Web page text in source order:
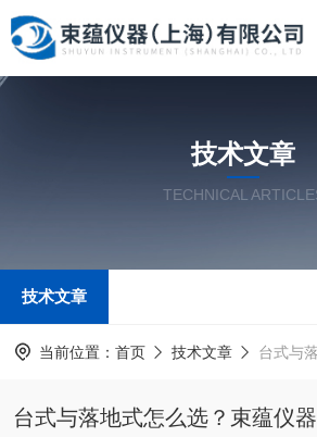
技术文章
TECHNICAL
技术文章
当前位置： 首页 技术文章 台式与落地式怎么选？
台式与落地式怎么选？束蕴仪